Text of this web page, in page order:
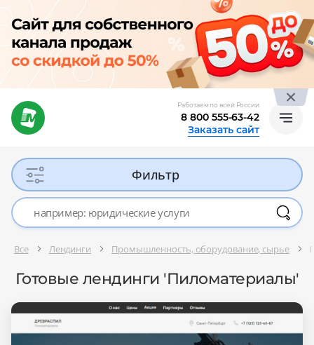
Работаем по всей России
8 800 555-63-42
Заказать сайт
Фильтр
Все Лендинги Промышленность, оборудование, сырье
Готовые лендинги 'Пиломатериалы'